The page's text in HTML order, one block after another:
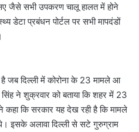
जैसे सभी उपकरण चालू हालत में होने
डेटा प्रबंधन पोर्टल पर सभी मापदंडों
जब दिल्ली में कोरोना के 23 मामले आ
ने शुक्रवार को बताया कि शहर में 23
कहा कि सरकार यह देख रही है कि मामले
इसके अलावा दिल्ली से सटे गुरुग्राम